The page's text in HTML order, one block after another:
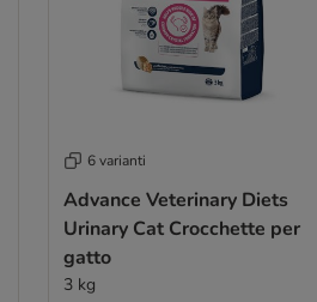
6 varianti
Advance Veterinary Diets
Urinary Cat Crocchette per
gatto
3 kg